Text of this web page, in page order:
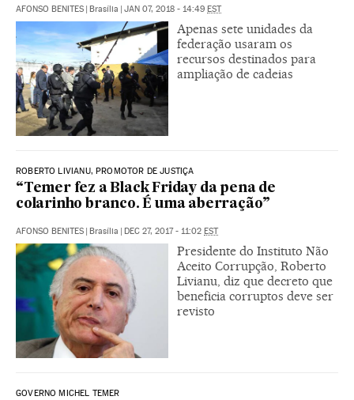
AFONSO BENITES | Brasília | JAN 07, 2018 - 14:49 EST
Apenas sete unidades da
federação usaram os
recursos destinados para
ampliação de cadeias
ROBERTO LIVIANU, PROMOTOR DE JUSTIÇA
“Temer fez a Black Friday da pena de
colarinho branco. É uma aberração”
AFONSO BENITES | Brasília | DEC 27, 2017 - 11:02 EST
Presidente do Instituto Não
Aceito Corrupção, Roberto
Livianu, diz que decreto que
beneficia corruptos deve ser
revisto
GOVERNO MICHEL TEMER